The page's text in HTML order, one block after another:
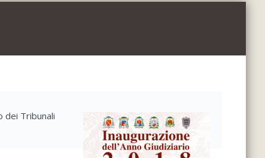
dei Tribunali